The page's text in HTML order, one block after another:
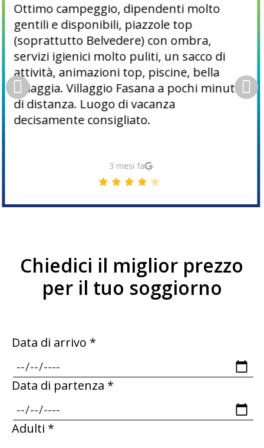
Ottimo campeggio, dipendenti molto
gentili e disponibili, piazzole top
(soprattutto Belvedere) con ombra,
servizi igienici molto puliti, un sacco di
attività, animazioni top, piscine, bella
spiaggia. Villaggio Fasana a pochi minuti
di distanza. Luogo di vacanza
decisamente consigliato.
3 mesi fa
Chiedici il miglior prezzo
per il tuo soggiorno
Data di arrivo *
Data di partenza *
Adulti *